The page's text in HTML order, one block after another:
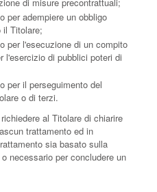
per adempiere un obbligo
il Titolare;
per l'esecuzione di un compito
l'esercizio di pubblici poteri di
per il perseguimento del
o di terzi.
al Titolare di chiarire
trattamento ed in
sia basato sulla
necessario per concludere un